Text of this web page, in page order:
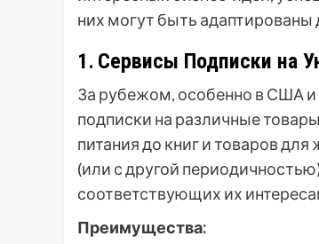
них могут быть адаптированы
1․ Сервисы Подписки на
За рубежом, особенно в США
подписки на различные
питания до книг и товаров
(или с другой
соответствующих их
Преимущества: